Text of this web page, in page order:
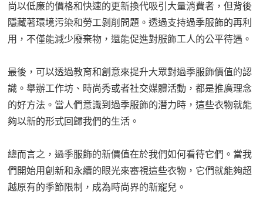
尚以低廉的價格和快速的更新換代吸引大量消費者，但背後
隱藏著環境污染和勞工剝削問題。透過支持過季服飾的再利
用，不僅能減少廢棄物，還能促進對服飾工人的公平待遇。
最後，可以透過教育和創意來提升大眾對過季服飾價值的認
識。舉辦工作坊、時尚秀或者社交媒體活動，都是推廣理念
的好方法。當人們意識到過季服飾的潛力時，這些衣物就能
夠以新的形式回歸我們的生活。
總而言之，過季服飾的新價值在於我們如何看待它們。當我
們開始用創新和永續的眼光來審視這些衣物，它們就能夠超
越原有的季節限制，成為時尚界的新寵兒。